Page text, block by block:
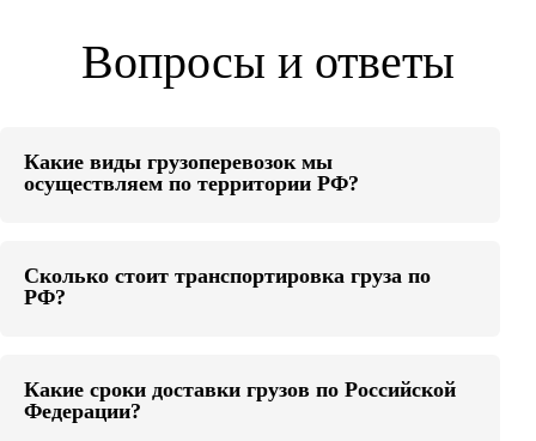
Вопросы и ответы
Какие виды грузоперевозок мы
осуществляем по территории РФ?
Сколько стоит транспортировка груза по
РФ?
Какие сроки доставки грузов по Российской
Федерации?